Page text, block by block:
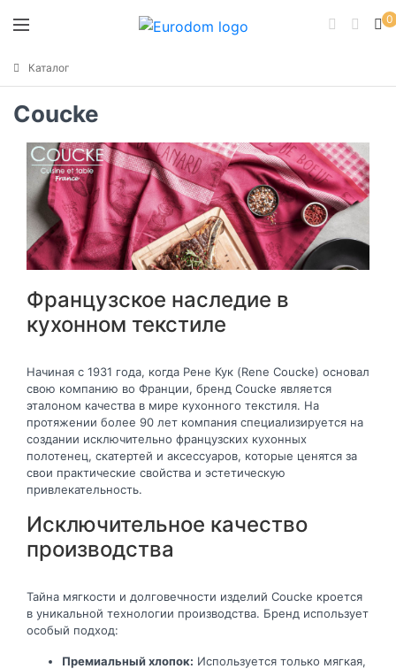
0
Каталог
Coucke
Французское наследие в
кухонном текстиле
Начиная с 1931 года, когда Рене Кук (Rene Coucke) основал
свою компанию во Франции, бренд Coucke является
эталоном качества в мире кухонного текстиля. На
протяжении более 90 лет компания специализируется на
создании исключительно французских кухонных
полотенец, скатертей и аксессуаров, которые ценятся за
свои практические свойства и эстетическую
привлекательность.
Исключительное качество
производства
Тайна мягкости и долговечности изделий Coucke кроется
в уникальной технологии производства. Бренд использует
особый подход:
Премиальный хлопок: Используется только мягкая,